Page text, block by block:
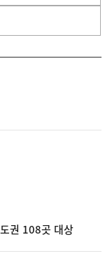
권 108곳 대상